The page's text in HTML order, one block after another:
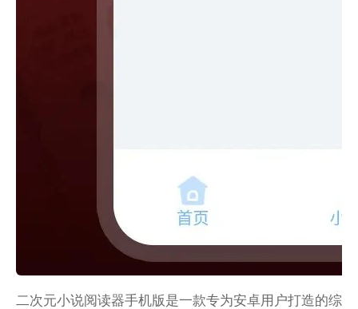
二次元小说阅读器手机版是一款专为安卓用户打造的综